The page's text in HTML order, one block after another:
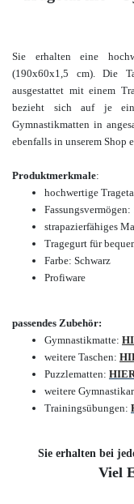
Sie erhalten eine
(190x60x1,5 cm). Die
ausgestattet mit einem
bezieht sich auf je
Gymnastikmatten in
ebenfalls in unserem Shop
Produktmerkmale:
hochwertige
strapazierfähiges
Tragegurt für
Farbe: Schwarz
Profiware
passendes Zubehör:
Gymnastikmatte:
weitere Taschen:
Puzzlematten:
weitere
Trainingsübungen:
Sie erhalten bei
Viel